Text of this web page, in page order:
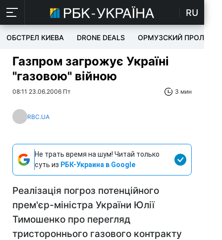
RU
ОБСТРЕЛ КИЕВА DRONE DEALS ОРМУЗСКИЙ ПРОЛИВ
Газпром загрожує Україні
"газовою" війною
08:11 23.06.2006 Пт 3 мин
RBC.UA
Не трать время на шум! Читай только
суть из РБК-Украина в Google
Реалізація погроз потенційного
прем'єр-міністра України Юлії
Тимошенко про перегляд
триcтороннього газового контракту